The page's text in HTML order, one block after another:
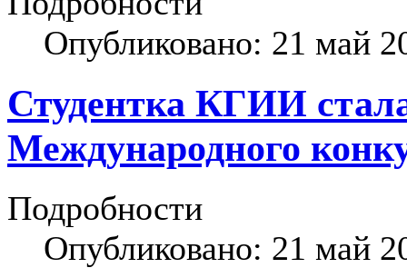
Опубликовано: 21 май
Студентка КГИИ
Международного
Подробности
Опубликовано: 21 май